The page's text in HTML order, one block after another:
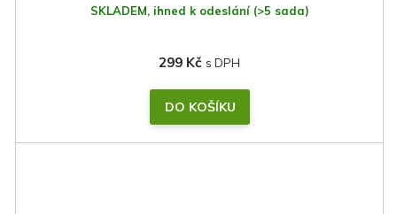
SKLADEM, ihned k odeslání (>5 sada)
299 Kč
DO KOŠÍKU